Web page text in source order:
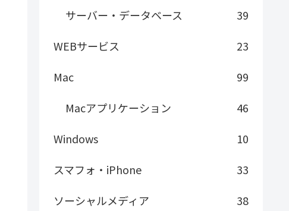
サーバー・データベース
39
WEBサービス
23
Mac
99
Macアプリケーション
46
Windows
10
スマフォ・iPhone
33
ソーシャルメディア
38